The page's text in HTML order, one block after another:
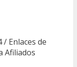
Enlaces de
Afiliados